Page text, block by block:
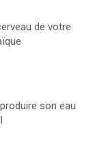
de votre
son eau